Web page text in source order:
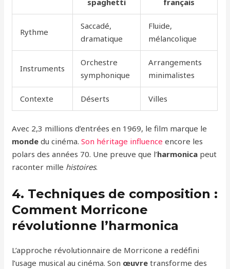
Rythme
Saccadé,
dramatique
Fluide,
mélancolique
Instruments
Orchestre
symphonique
Arrangements
minimalistes
Contexte Déserts Villes
Avec 2,3 millions d’entrées en 1969, le film marque le
monde du cinéma.Son héritage influence encore les
polars des années 70. Une preuve que l’harmonica peut
raconter mille histoires.
4. Techniques de composition :
Comment Morricone
révolutionne l’harmonica
L’approche révolutionnaire de Morricone a redéfini
l’usage musical au cinéma. Son œuvre transforme des